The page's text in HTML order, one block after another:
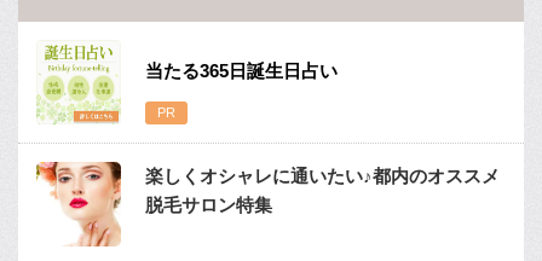
当たる365日誕生日占い
楽しくオシャレに通いたい♪都内のオススメ
脱毛サロン特集